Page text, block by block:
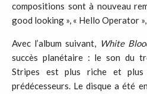
compositions sont à nouveau
good looking », « Hello Operator »,
Avec l’album suivant, White
succès planétaire : le son du
Stripes est plus riche et
prédécesseurs. Le disque a été